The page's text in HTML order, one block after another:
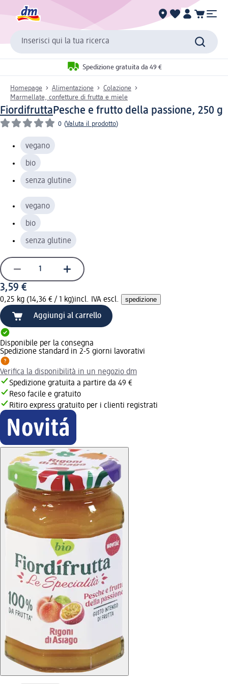
Inserisci qui la tua ricerca
Spedizione gratuita da 49 €
Homepage Alimentazione
Colazione
Marmellate, confetture di frutta e miele
FiordifruttaPesche e frutto della passione, 250 g
0 (Valuta il prodotto)
vegano
bio
senza glutine
vegano
bio
senza glutine
3,59 €
0,25 kg (14,36 € / 1 kg)incl. IVA escl. spedizione
Aggiungi al carrello
Disponibile per la consegna
Spedizione standard in 2-5 giorni lavorativi
Verifica la disponibilità in un negozio dm
Spedizione gratuita a partire da 49 €
Reso facile e gratuito
Ritiro express gratuito per i clienti registrati